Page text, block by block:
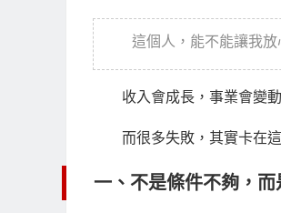
這個人，能不能讓我放
收入會成長，事業會變
而很多失敗，其實卡在
一、不是條件不夠，而